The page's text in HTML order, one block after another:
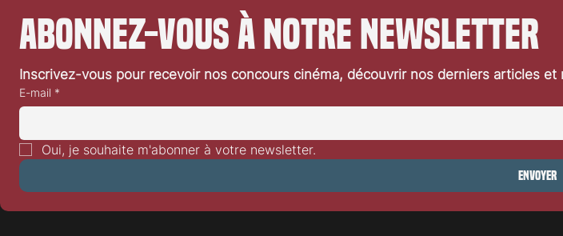
décernés par le jury présidé par le
cinéaste coréen Park Chan-wook. Un
palmarès intelligent, équilibré, qui a su
identifier la plupart des films qui ont
marqué les esprits pendant l
Abonnez-vous à notre newsletter
Inscrivez-vous pour recevoir nos concours cinéma, découvrir nos derniers articles
E-mail *
Oui, je souhaite m'abonner à votre newsletter.
Envoyer